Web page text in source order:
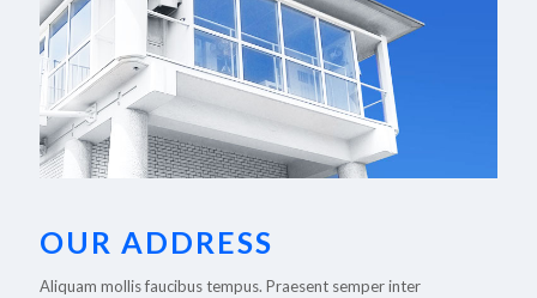
OUR ADDRESS
Aliquam mollis faucibus tempus. Praesent semper inter